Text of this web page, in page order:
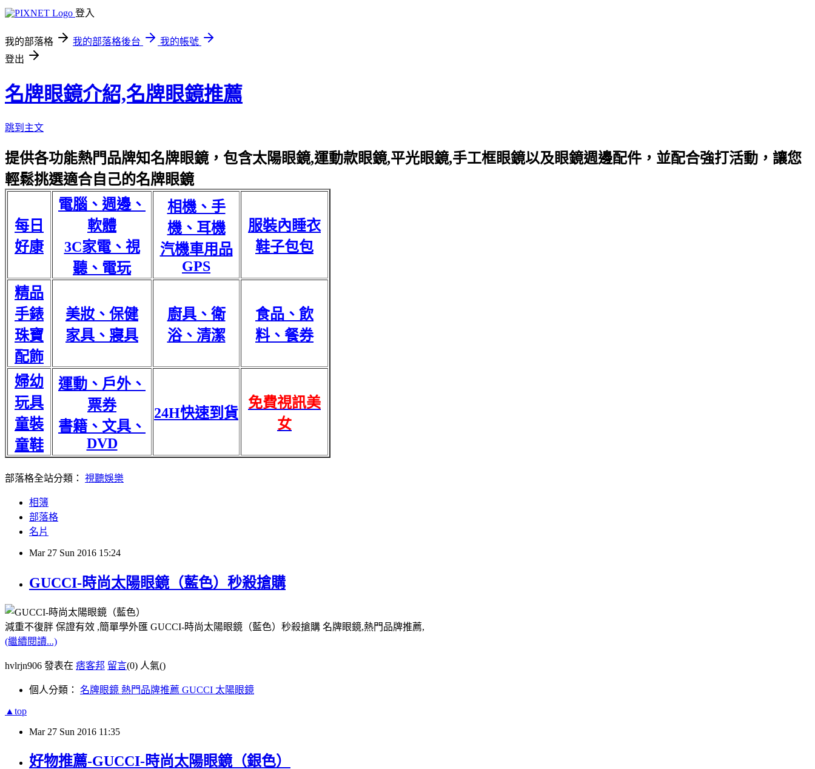
登入
我的部落格 我的部落格後台
我的帳號
登出
名牌眼鏡介紹,名牌眼鏡推薦
跳到主文
提供各功能熱門品牌知名牌眼鏡，包含太陽眼鏡,運動款眼鏡,平光眼鏡,手工框眼鏡以及眼鏡週邊配件，並配合強打活動，讓您
輕鬆挑選適合自己的名牌眼鏡
每日
好康
電腦、週邊、
軟體
3C家電、視
聽、電玩
相機、手
機、耳機
汽機車用品
GPS
服裝內睡衣
鞋子包包
精品
手錶
珠寶
配飾
美妝、保健
家具、寢具
廚具、衛
浴、清潔
食品、飲
料、餐券
婦幼
玩具
童裝
童鞋
運動、戶外、
票券
書籍、文具、
DVD
24H快速到貨
免費視訊美
女
部落格全站分類： 視聽娛樂
相簿
部落格
名片
Mar 27 Sun 2016 15:24
GUCCI-時尚太陽眼鏡（藍色）秒殺搶購
減重不復胖 保證有效 ,簡單學外匯 GUCCI-時尚太陽眼鏡（藍色）秒殺搶購 名牌眼鏡,熱門品牌推薦,
(繼續閱讀...)
hvlrjn906 發表在 痞客邦 留言(0) 人氣()
個人分類： 名牌眼鏡 熱門品牌推薦 GUCCI 太陽眼鏡
▲top
Mar 27 Sun 2016 11:35
好物推薦-GUCCI-時尚太陽眼鏡（銀色）